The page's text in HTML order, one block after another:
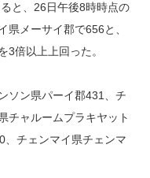
と、26日午後8時時点の
県メーサイ郡で656と、
3倍以上上回った。
ソン県パーイ郡431、チ
チャルームプラキヤット
チェンマイ県チェンマ